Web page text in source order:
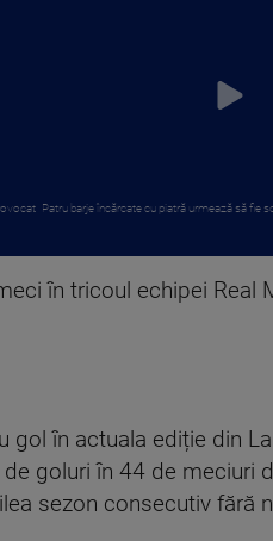
Patru barje încărcate cu piatră urmează să fie
în tricoul echipei Real
în actuala ediție din
goluri în 44 de meciuri
sezon consecutiv fără